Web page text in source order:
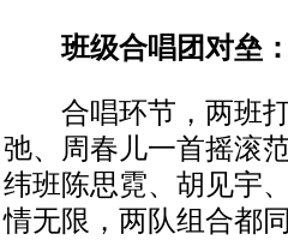
班级合唱团对垒：
合唱环节，两班打
弛、周春儿一首摇滚
纬班陈思霓、胡见宇
情无限，两队组合都